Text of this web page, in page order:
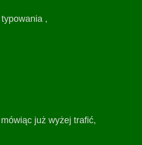
,
już wyżej trafić,